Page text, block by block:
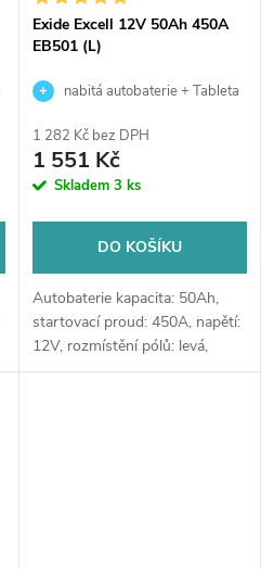
Exide Excell 12V 50Ah 450A
EB501 (L)
nabitá autobaterie + Tableta
výkup staré baterie při doručení
nebo v prodejně Jinočany
1 282 Kč bez DPH
1 551 Kč
Skladem 3 ks
DO KOŠÍKU
Autobaterie kapacita: 50Ah,
startovací proud: 450A, napětí:
12V, rozmístění pólů: levá,
rozměry: 207 x 175 x 190,